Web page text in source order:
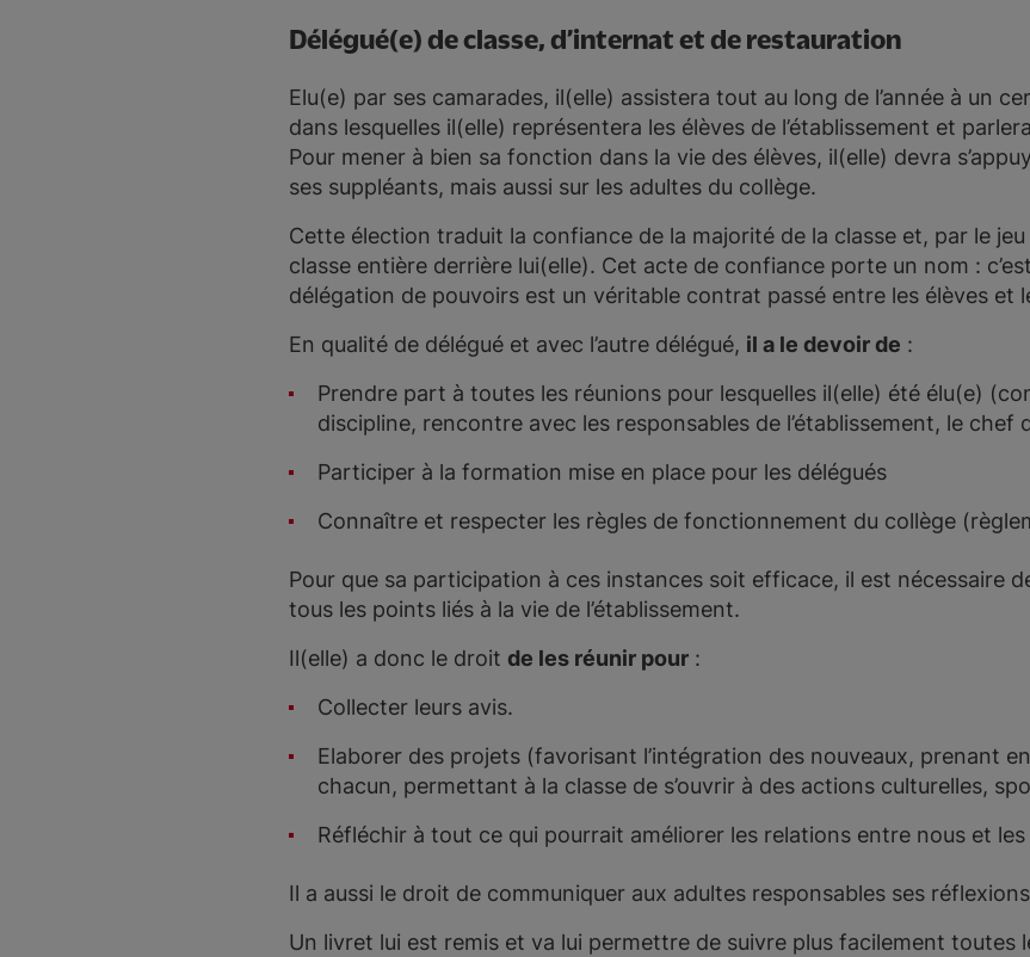
Délégué(e) de classe, d’internat et de restauration
Elu(e) par ses camarades, il(elle) assistera tout au long de l’année à un
dans lesquelles il(elle) représentera les élèves de l’établissement et
Pour mener à bien sa fonction dans la vie des élèves, il(elle) devra
ses suppléants, mais aussi sur les adultes du collège.
Cette élection traduit la confiance de la majorité de la classe et, par le
classe entière derrière lui(elle). Cet acte de confiance porte un nom :
délégation de pouvoirs est un véritable contrat passé entre les élèves et
En qualité de délégué et avec l’autre délégué, il a le devoir de :
Prendre part à toutes les réunions pour lesquelles il(elle) été élu(e)
discipline, rencontre avec les responsables de l’établissement, le chef
Participer à la formation mise en place pour les délégués
Connaître et respecter les règles de fonctionnement du collège
Pour que sa participation à ces instances soit efficace, il est nécessaire
tous les points liés à la vie de l’établissement.
Il(elle) a donc le droit de les réunir pour :
Collecter leurs avis.
Elaborer des projets (favorisant l’intégration des nouveaux, prenant
chacun, permettant à la classe de s’ouvrir à des actions culturelles,
Réfléchir à tout ce qui pourrait améliorer les relations entre nous et les
Il a aussi le droit de communiquer aux adultes responsables ses
Un livret lui est remis et va lui permettre de suivre plus facilement toutes